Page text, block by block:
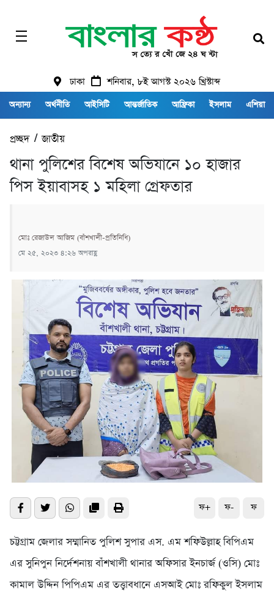
ঢাকা শনিবার, ৮ই আগস্ট ২০২৬ খ্রিস্টাব্দ
অন্যান্য অর্থনীতি আইসিটি আন্তর্জাতিক আফ্রিকা ইসলাম এশিয়া
প্রচ্ছদ/জাতীয়
থানা পুলিশের বিশেষ অভিযানে ১০ হাজার
পিস ইয়াবাসহ ১ মহিলা গ্রেফতার
মোঃ রেজাউল আজিম (বাঁশখালী-প্রতিনিধি)
মে ২৫, ২০২৩ ৪:২৬ অপরাহ্ণ
ফ+ ফ- ফ
চট্টগ্রাম জেলার সম্মানিত পুলিশ সুপার এস. এম শফিউল্লাহ বিপিএম
এর সুনিপুন নির্দেশনায় বাঁশখালী থানার অফিসার ইনচার্জ (ওসি) মোঃ
কামাল উদ্দিন পিপিএম এর তত্ত্বাবধানে এসআই মোঃ রফিকুল ইসলাম